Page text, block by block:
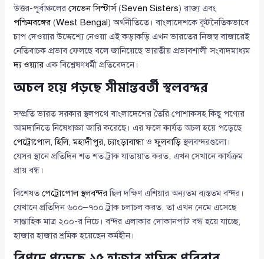
উত্তর-পূর্বাঞ্চলেরসেভেন সিস্টার্স(Seven Sisters) রাজ্য এবং
পশ্চিমবঙ্গের (West Bengal) অর্থনীতিতে। বাংলাদেশকে কূটনৈতিকভাবে
চাপ দেওয়ার উদ্দেশ্যে নেওয়া এই কড়াকড়ি এখন ভারতের নিজস্ব বাজারেই
নেতিবাচক প্রভাব ফেলছে বলে জানিয়েছে ভারতীয় প্রভাবশালী সংবাদমাধ্যম
দ্য ওয়্যার এক বিশ্লেষণধর্মী প্রতিবেদনে।
অচল হয়ে পড়ছে সীমান্তবর্তী স্থলবন্দর
সম্প্রতি ভারত সরকার স্থলপথে বাংলাদেশের তৈরি পোশাকসহ কিছু পণ্যের
আমদানিতে নিষেধাজ্ঞা জারি করেছে। এর ফলে কার্যত অচল হয়ে পড়েছে
পেট্রোপোল,হিলি,মহাদীপুর,চ্যাংড়াবান্ধাওফুলবাড়িস্থলবন্দরগুলো।
যেসব স্থানে প্রতিদিন শত শত ট্রাক যাতায়াত করত, এখন সেখানে কার্যক্রম
প্রায় বন্ধ।
বিশেষতপেট্রোপোল স্থলবন্দরছিল দক্ষিণ এশিয়ার অন্যতম ব্যস্ততম বন্দর।
যেখানে প্রতিদিন ৬০০–৭০০ ট্রাক চলাচল করত, তা এখন নেমে এসেছে
সাপ্তাহিক মাত্র ২০০-র নিচে। বন্দর এলাকার দোকানপাট বন্ধ হয়ে যাচ্ছে,
হাজার হাজার শ্রমিক হয়েছেন কর্মহীন।